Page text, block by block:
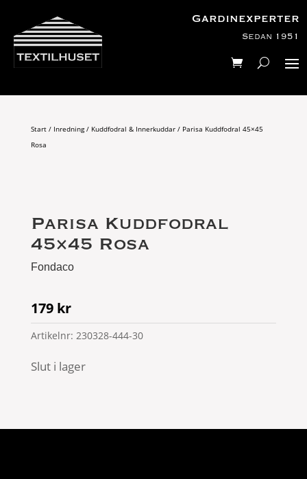
Gardinexperter
Sedan 1951
Start/ Inredning/ Kuddfodral & Innerkuddar/ Parisa Kuddfodral 45×45
Rosa
Parisa Kuddfodral
45×45 Rosa
Fondaco
179 kr
Artikelnr: 230328-444-30
Slut i lager